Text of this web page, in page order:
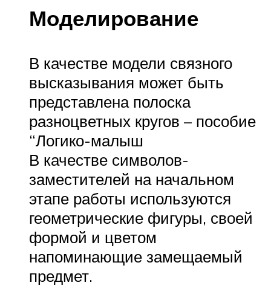
Моделирование
В качестве модели связного
высказывания может быть
представлена полоска
разноцветных кругов – пособие
“Логико-малыш
В качестве символов-
заместителей на начальном
этапе работы используются
геометрические фигуры, своей
формой и цветом
напоминающие замещаемый
предмет.